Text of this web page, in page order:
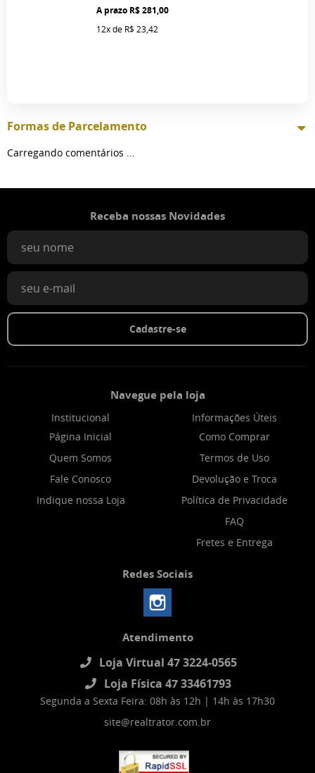
R$ 281,00
12xde R$ 23,42
Formas de Parcelamento
Carregando comentários ...
Receba nossas Novidades
Cadastre-se
Navegue pela loja
Institucional
Página Inicial
Quem Somos
Fale Conosco
Indique nossa Loja
Informações Úteis
Como Comprar
Termos de Uso
Devolução e Troca
Política de Privacidade
FAQ
Fretes e Entrega
Redes Sociais
Atendimento
Loja Virtual 47 3224-0565
Loja Física 47 33461793
Segunda a Sexta Feira: 08h às 12h | 14h às 17h30
site@realtrator.com.br